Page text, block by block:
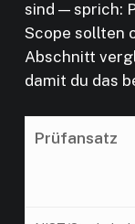
sind — sprich:
Scope sollten
Abschnitt
damit du das
Prüfansatz